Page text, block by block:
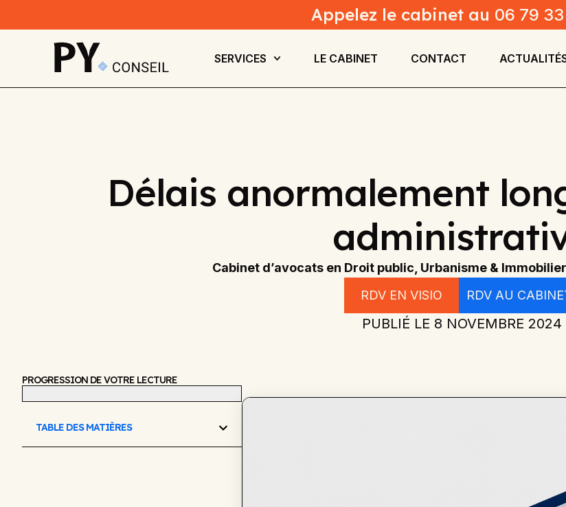
Appelez le cabinet au 06 79
SERVICES LE CABINET CONTACT
Délais anormalement
Cabinet d’avocats en Droit public, Urbanisme &
RDV EN VISIO
RDV AU
PUBLIÉ LE 8 NOVEMBRE 2024
PROGRESSION DE VOTRE LECTURE
TABLE DES MATIÈRES